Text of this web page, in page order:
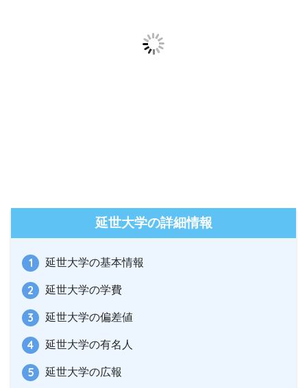
延世大学の詳細情報
延世大学の基本情報
延世大学の学費
延世大学の偏差値
延世大学の有名人
延世大学の広報